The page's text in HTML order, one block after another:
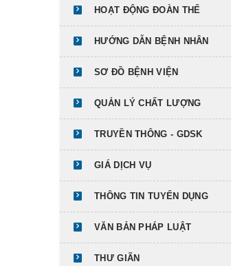
HOẠT ĐỘNG ĐOÀN THỂ
HƯỚNG DẪN BỆNH NHÂN
SƠ ĐỒ BỆNH VIỆN
QUẢN LÝ CHẤT LƯỢNG
TRUYỀN THÔNG - GDSK
GIÁ DỊCH VỤ
THÔNG TIN TUYỂN DỤNG
VĂN BẢN PHÁP LUẬT
THƯ GIÃN